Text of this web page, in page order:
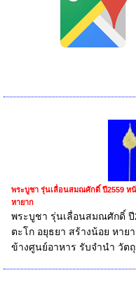
พระบูชา รุ่นเลื่อนสมณศักดิ์ ปี2559 ห
หายาก
พระบูชา รุ่นเลื่อนสมณศักดิ์ ปี
ตะโก อยุธยา สร้างน้อย หาย
ข้างศูนย์อาหาร รับจำนำ วัต